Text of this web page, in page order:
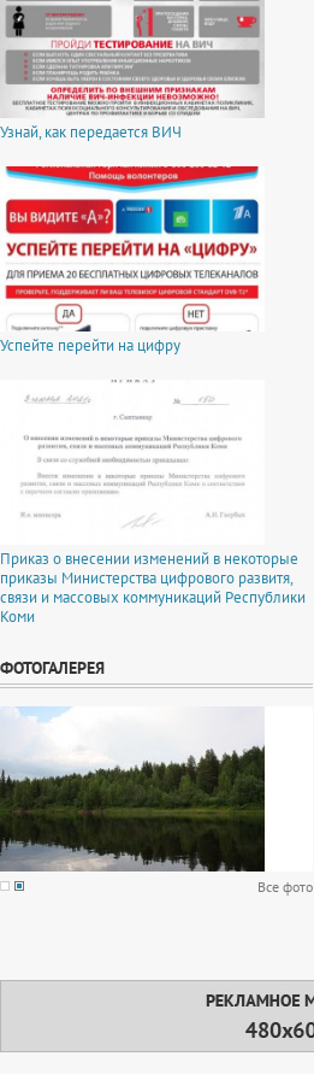
Узнай, как передается ВИЧ
Успейте перейти на цифру
Приказ о внесении изменений в некоторые
приказы Министерства цифрового развитя,
связи и массовых коммуникаций Республики
Коми
ФОТОГАЛЕРЕЯ
Все фото